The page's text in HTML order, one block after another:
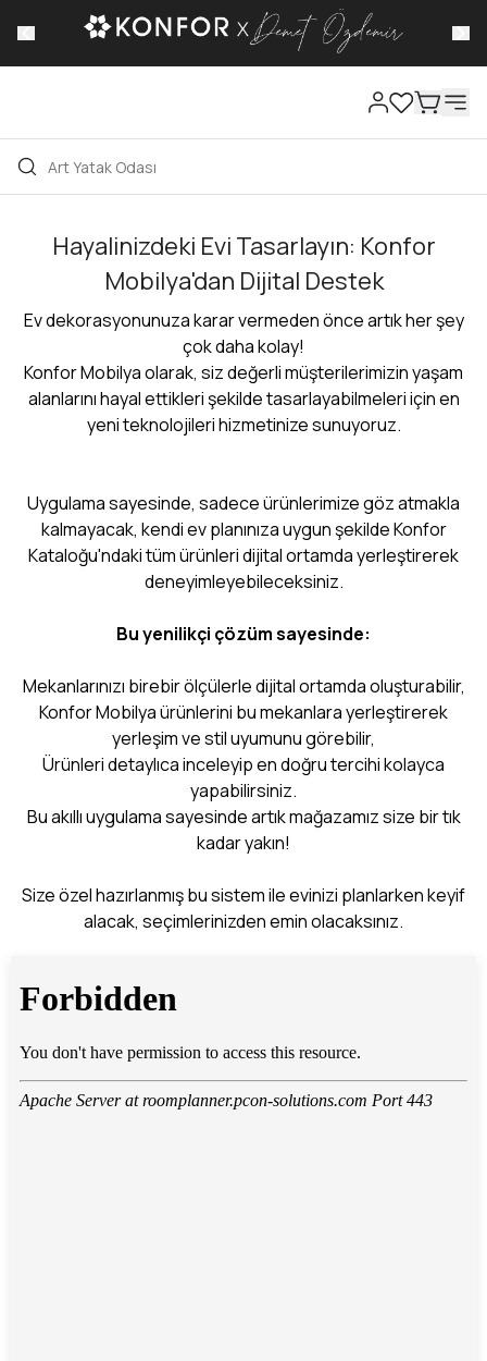
Kampanyalı Fiyatlarımızdan Faydalan, %50'ye varan
İndirim Fırsatlarını Kaçırma!
Hayalinizdeki Evi Tasarlayın: Konfor
Mobilya'dan Dijital Destek
Ev dekorasyonunuza karar vermeden önce artık her şey
çok daha kolay!
Konfor Mobilya olarak, siz değerli müşterilerimizin yaşam
alanlarını hayal ettikleri şekilde tasarlayabilmeleri için en
yeni teknolojileri hizmetinize sunuyoruz.
Uygulama sayesinde, sadece ürünlerimize göz atmakla
kalmayacak, kendi ev planınıza uygun şekilde Konfor
Kataloğu'ndaki tüm ürünleri dijital ortamda yerleştirerek
deneyimleyebileceksiniz.
Bu yenilikçi çözüm sayesinde:
Mekanlarınızı birebir ölçülerle dijital ortamda oluşturabilir,
Konfor Mobilya ürünlerini bu mekanlara yerleştirerek
yerleşim ve stil uyumunu görebilir,
Ürünleri detaylıca inceleyip en doğru tercihi kolayca
yapabilirsiniz.
Bu akıllı uygulama sayesinde artık mağazamız size bir tık
kadar yakın!
Size özel hazırlanmış bu sistem ile evinizi planlarken keyif
alacak, seçimlerinizden emin olacaksınız.